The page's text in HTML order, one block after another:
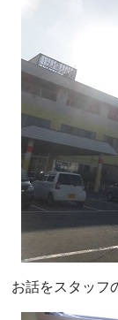
お話をスタッフ